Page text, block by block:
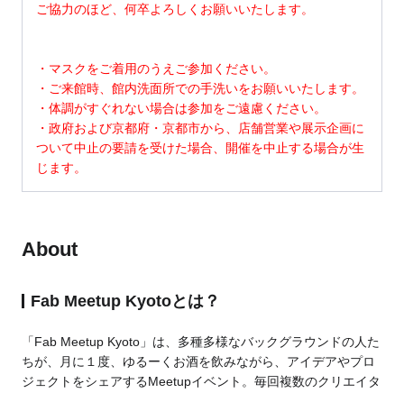
ご協力のほど、何卒よろしくお願いいたします。
・マスクをご着用のうえご参加ください。
・ご来館時、館内洗面所での手洗いをお願いいたします。
・体調がすぐれない場合は参加をご遠慮ください。
・政府および京都府・京都市から、店舗営業や展示企画に
ついて中止の要請を受けた場合、開催を中止する場合が生
じます。
About
Fab Meetup Kyotoとは？
「Fab Meetup Kyoto」は、多種多様なバックグラウンドの人た
ちが、月に１度、ゆるーくお酒を飲みながら、アイデアやプロ
ジェクトをシェアするMeetupイベント。毎回複数のクリエイタ